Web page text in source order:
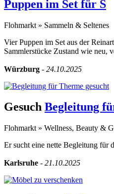
Puppen im Set für S
Flohmarkt » Sammeln & Seltenes
Vier Puppen im Set aus der
Sammlerstücke Zustand wie neu,
Würzburg - 24.10.2025
Gesuch Begleitung
Flohmarkt » Wellness, Beauty &
Er sucht eine nette Begleitung für
Karlsruhe - 21.10.2025